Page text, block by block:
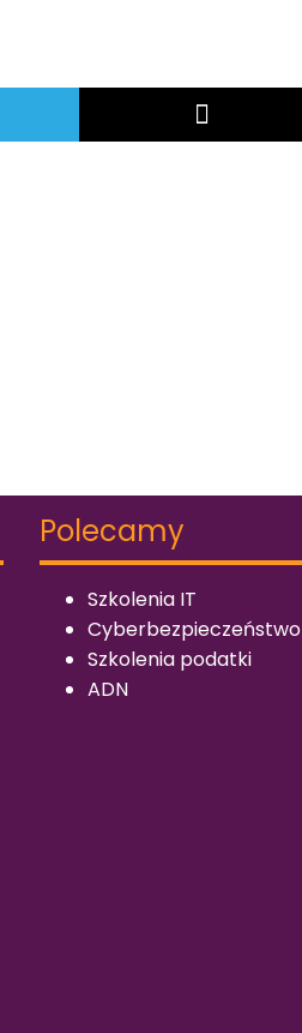
Polecamy
Szkolenia IT
Cyberbezpieczeństwo
Szkolenia podatki
ADN